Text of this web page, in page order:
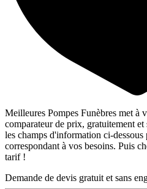
Meilleures Pompes Funèbres met à
comparateur de prix, gratuitement et
les champs d'information ci-
correspondant à vos besoins. Puis
tarif !
Demande de devis gratuit et sans